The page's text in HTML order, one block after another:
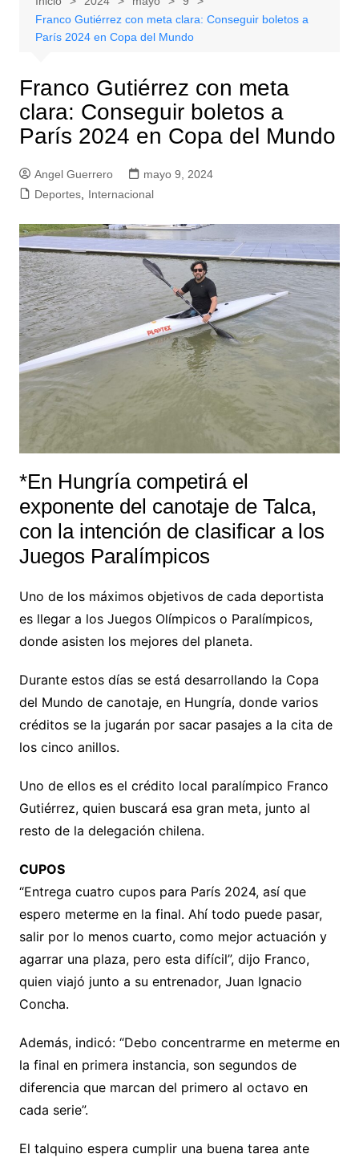
Franco Gutiérrez con meta clara: Conseguir boletos a
París 2024 en Copa del Mundo
Franco Gutiérrez con meta
clara: Conseguir boletos a
París 2024 en Copa del Mundo
Angel Guerrero
mayo 9, 2024
Deportes, Internacional
*En Hungría competirá el
exponente del canotaje de Talca,
con la intención de clasificar a los
Juegos Paralímpicos
Uno de los máximos objetivos de cada deportista
es llegar a los Juegos Olímpicos o Paralímpicos,
donde asisten los mejores del planeta.
Durante estos días se está desarrollando la Copa
del Mundo de canotaje, en Hungría, donde varios
créditos se la jugarán por sacar pasajes a la cita de
los cinco anillos.
Uno de ellos es el crédito local paralímpico Franco
Gutiérrez, quien buscará esa gran meta, junto al
resto de la delegación chilena.
CUPOS
“Entrega cuatro cupos para París 2024, así que
espero meterme en la final. Ahí todo puede pasar,
salir por lo menos cuarto, como mejor actuación y
agarrar una plaza, pero esta difícil”, dijo Franco,
quien viajó junto a su entrenador, Juan Ignacio
Concha.
Además, indicó: “Debo concentrarme en meterme en
la final en primera instancia, son segundos de
diferencia que marcan del primero al octavo en
cada serie”.
El talquino espera cumplir una buena tarea ante